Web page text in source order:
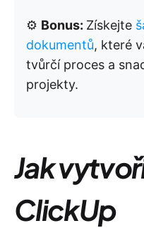
⚙️ Bonus: Získejte
dokumentů, které
tvůrčí proces a
projekty.
Jak
ClickUp